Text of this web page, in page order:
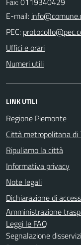
E-mail:
PEC:
Uffici e orari
Numeri utili
LINK UTILI
Regione Piemonte
Città metropolitana di
Ripuliamo la città
Informativa privacy
Note legali
Dichiarazione di
Amministrazione
Leggi le FAQ
Segnalazione